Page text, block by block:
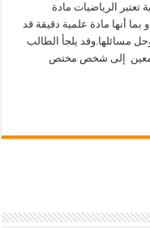
الرياضيات مادة
أنها مادة علمية دقيقة قد
مسائلها.وقد يلجأ الطالب
معين إلى شخص مختص